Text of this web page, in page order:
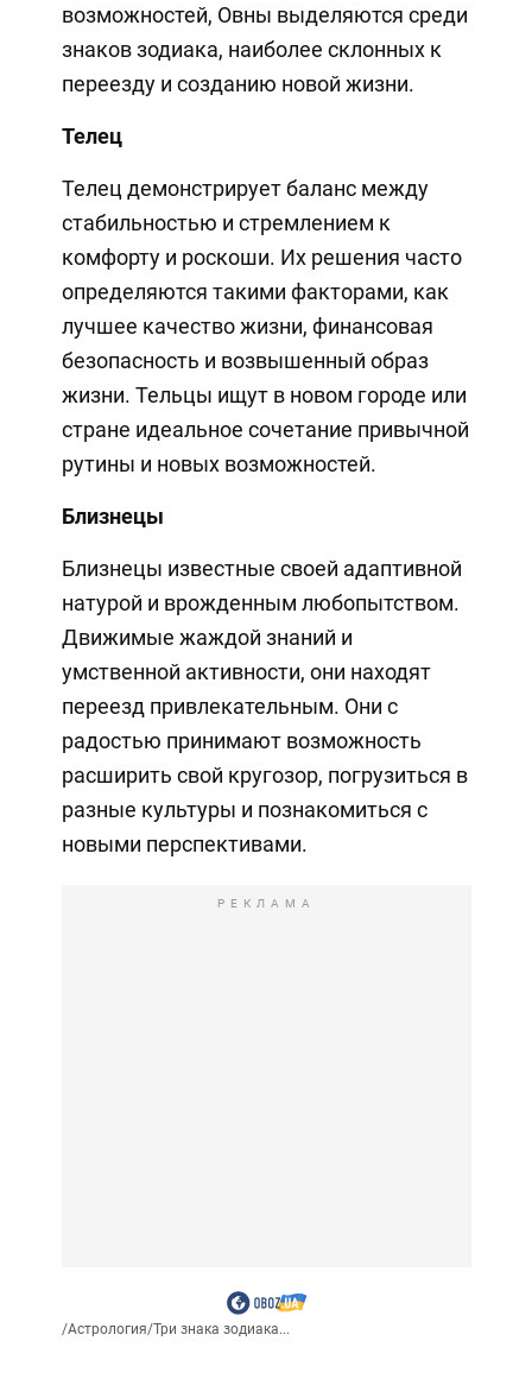
возможностей, Овны выделяются среди
знаков зодиака, наиболее склонных к
переезду и созданию новой жизни.
Телец
Телец демонстрирует баланс между
стабильностью и стремлением к
комфорту и роскоши. Их решения часто
определяются такими факторами, как
лучшее качество жизни, финансовая
безопасность и возвышенный образ
жизни. Тельцы ищут в новом городе или
стране идеальное сочетание привычной
рутины и новых возможностей.
Близнецы
Близнецы известные своей адаптивной
натурой и врожденным любопытством.
Движимые жаждой знаний и
умственной активности, они находят
переезд привлекательным. Они с
радостью принимают возможность
расширить свой кругозор, погрузиться в
разные культуры и познакомиться с
новыми перспективами.
РЕКЛАМА
/Астрология/Три знака зодиака...